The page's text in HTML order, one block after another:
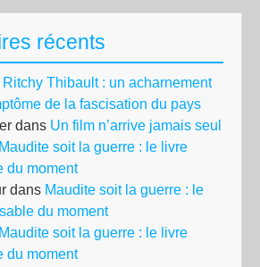
récents
Ritchy Thibault : un acharnement
de la fascisation du pays
dans Un film n’arrive jamais seul
Maudite soit la guerre : le livre
du moment
dans Maudite soit la guerre : le
du moment
Maudite soit la guerre : le livre
du moment